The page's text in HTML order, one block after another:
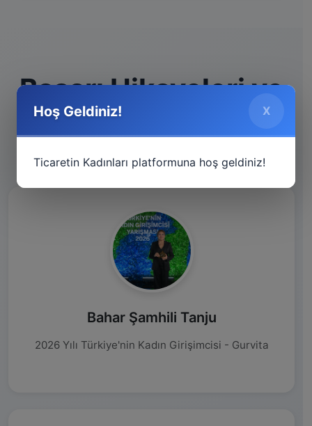
Başarı Hikayeleri ve
İlham Verenler
Bahar Şamhili Tanju
2026 Yılı Türkiye'nin Kadın Girişimcisi - Gurvita
Hoş Geldiniz! X
Ticaretin Kadınları platformuna hoş geldiniz!